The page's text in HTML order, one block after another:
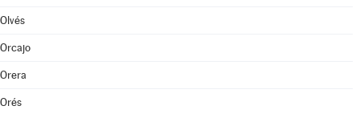
Olvés
Orcajo
Orera
Orés